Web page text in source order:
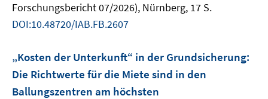
Forschungsbericht 07/2026), Nürnberg, 17 S.
DOI:10.48720/IAB.FB.2607
„Kosten der Unterkunft“ in der Grundsicherung:
Die Richtwerte für die Miete sind in den
Ballungszentren am höchsten